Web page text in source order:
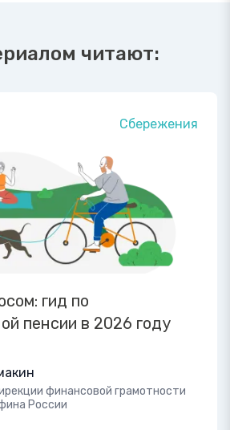
читают:
Сбережения
гид по
пенсии в 2026 году
финансовой грамотности
России